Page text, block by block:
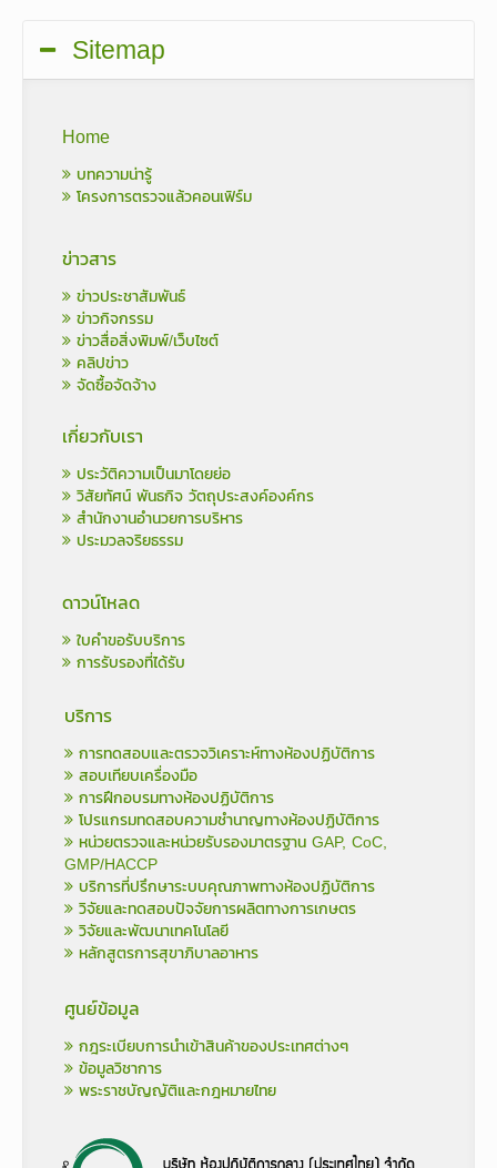
Sitemap
Home
บทความน่ารู้
โครงการตรวจแล้วคอนเฟิร์ม
ข่าวสาร
ข่าวประชาสัมพันธ์
ข่าวกิจกรรม
ข่าวสื่อสิ่งพิมพ์/เว็บไซต์
คลิปข่าว
จัดซื้อจัดจ้าง
เกี่ยวกับเรา
ประวัติความเป็นมาโดยย่อ
วิสัยทัศน์ พันธกิจ วัตถุประสงค์องค์กร
สำนักงานอำนวยการบริหาร
ประมวลจริยธรรม
ดาวน์โหลด
ใบคำขอรับบริการ
การรับรองที่ได้รับ
บริการ
การทดสอบและตรวจวิเคราะห์ทางห้องปฏิบัติการ
สอบเทียบเครื่องมือ
การฝึกอบรมทางห้องปฏิบัติการ
โปรแกรมทดสอบความชำนาญทางห้องปฏิบัติการ
หน่วยตรวจและหน่วยรับรองมาตรฐาน GAP, CoC,
GMP/HACCP
บริการที่ปรึกษาระบบคุณภาพทางห้องปฏิบัติการ
วิจัยและทดสอบปัจจัยการผลิตทางการเกษตร
วิจัยและพัฒนาเทคโนโลยี
หลักสูตรการสุขาภิบาลอาหาร
ศูนย์ข้อมูล
กฎระเบียบการนำเข้าสินค้าของประเทศต่างๆ
ข้อมูลวิชาการ
พระราชบัญญัติและกฎหมายไทย